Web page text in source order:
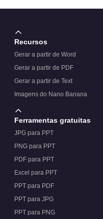
Recursos
Gerar a partir de Word
Gerar a partir de PDF
Gerar a partir de Text
Imagens do Nano Banana
Ferramentas gratuitas
JPG para PPT
PNG para PPT
PDF para PPT
Excel para PPT
PPT para PDF
PPT para JPG
PPT para PNG